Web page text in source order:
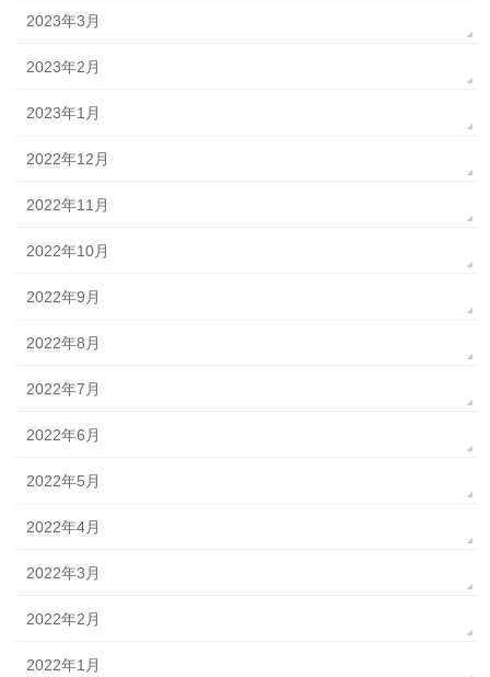
2023年3月
2023年2月
2023年1月
2022年12月
2022年11月
2022年10月
2022年9月
2022年8月
2022年7月
2022年6月
2022年5月
2022年4月
2022年3月
2022年2月
2022年1月